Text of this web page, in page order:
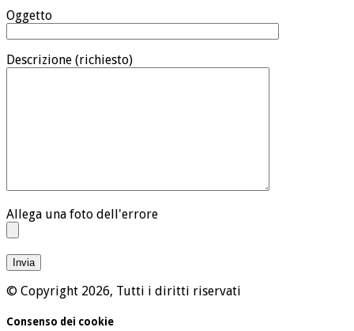
Oggetto
Descrizione (richiesto)
Allega una foto dell'errore
© Copyright 2026, Tutti i diritti riservati
Consenso dei cookie